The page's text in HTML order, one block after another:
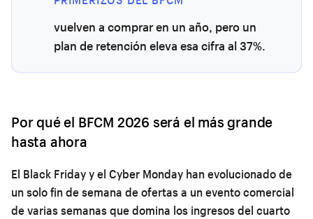
vuelven a comprar en un año, pero un
plan de retención eleva esa cifra al 37%.
Por qué el BFCM 2026 será el más grande
hasta ahora
El Black Friday y el Cyber Monday han evolucionado de
un solo fin de semana de ofertas a un evento comercial
de varias semanas que domina los ingresos del cuarto